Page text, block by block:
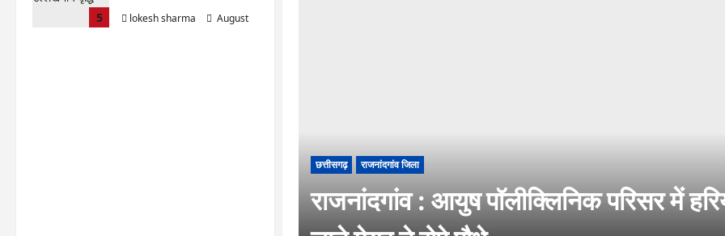
5
lokesh sharma
August
छत्तीसगढ़ राजनांदगांव जिला
राजनांदगांव : आयुष पॉलीक्लिनिक परिसर में